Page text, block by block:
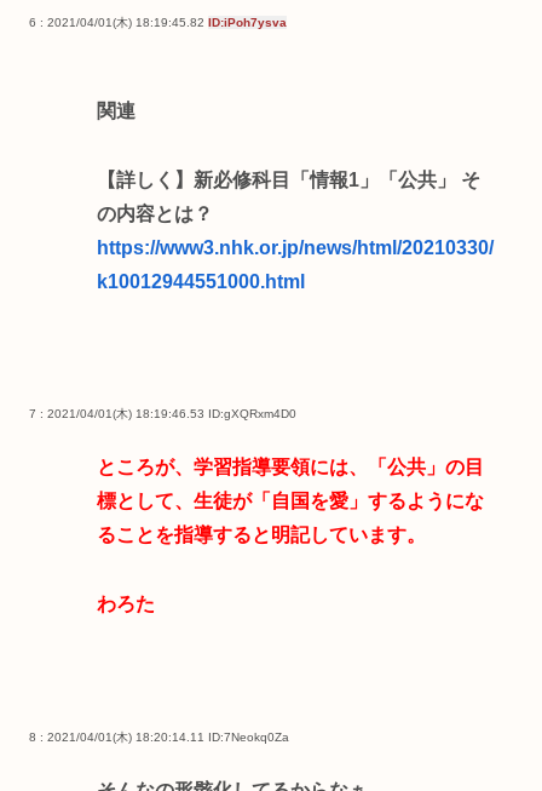
6 : 2021/04/01(木) 18:19:45.82 ID:iPoh7ysva
関連
【詳しく】新必修科目「情報1」「公共」 そ
の内容とは？
https://www3.nhk.or.jp/news/html/20210330/
k10012944551000.html
7 : 2021/04/01(木) 18:19:46.53 ID:gXQRxm4D0
ところが、学習指導要領には、「公共」の目
標として、生徒が「自国を愛」するようにな
ることを指導すると明記しています。
わろた
8 : 2021/04/01(木) 18:20:14.11 ID:7Neokq0Za